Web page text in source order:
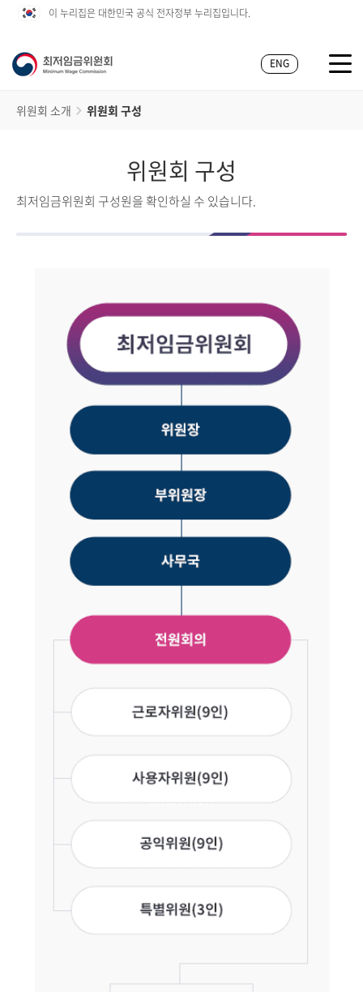
이 누리집은 대한민국 공식 전자정부 누리집입니다.
ENG
위원회 소개 위원회 구성
위원회 구성
최저임금위원회 구성원을 확인하실 수 있습니다.